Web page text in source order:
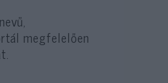
megfelelően